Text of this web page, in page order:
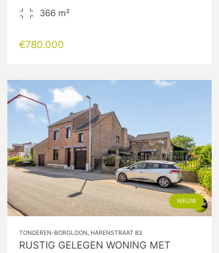
366 m²
€780.000
NIEUW
TONGEREN-BORGLOON, HARENSTRAAT 83
RUSTIG GELEGEN WONING MET